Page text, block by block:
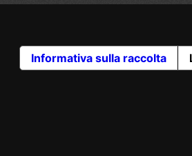
Informativa sulla raccolta